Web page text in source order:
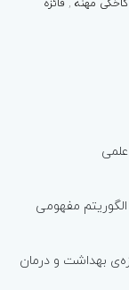
بهداشت و درمان